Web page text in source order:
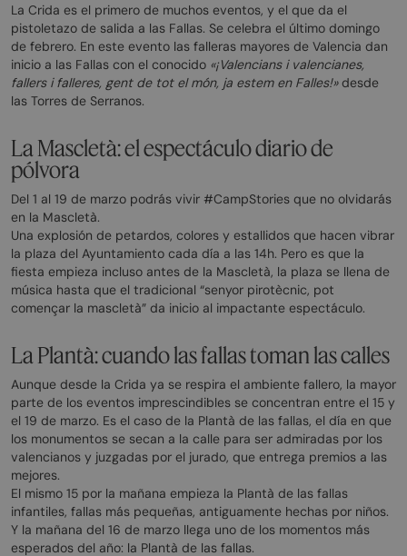
La Crida es el primero de muchos eventos, y el que da el
pistoletazo de salida a las Fallas. Se celebra el último domingo
de febrero. En este evento las falleras mayores de Valencia dan
inicio a las Fallas con el conocido «¡Valencians i valencianes,
fallers i falleres, gent de tot el món, ja estem en Falles!»desde
las Torres de Serranos.
La Mascletà: el espectáculo diario de
pólvora
Del 1 al 19 de marzo podrás vivir #CampStories que no olvidarás
en la Mascletà.
Una explosión de petardos, colores y estallidos que hacen vibrar
la plaza del Ayuntamiento cada día a las 14h. Pero es que la
fiesta empieza incluso antes de la Mascletà, la plaza se llena de
música hasta que el tradicional “senyor pirotècnic, pot
començar la mascletà” da inicio al impactante espectáculo.
La Plantà: cuando las fallas toman las calles
Aunque desde la Crida ya se respira el ambiente fallero, la mayor
parte de los eventos imprescindibles se concentran entre el 15 y
el 19 de marzo. Es el caso de la Plantà de las fallas, el día en que
los monumentos se secan a la calle para ser admiradas por los
valencianos y juzgadas por el jurado, que entrega premios a las
mejores.
El mismo 15 por la mañana empieza la Plantà de las fallas
infantiles, fallas más pequeñas, antiguamente hechas por niños.
Y la mañana del 16 de marzo llega uno de los momentos más
esperados del año: la Plantà de las fallas.